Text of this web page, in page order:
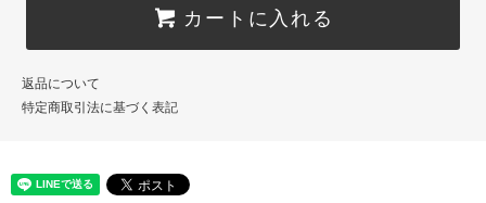
カートに入れる
返品について
特定商取引法に基づく表記